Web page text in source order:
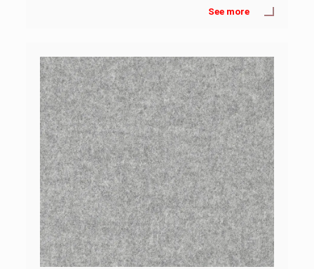
See more